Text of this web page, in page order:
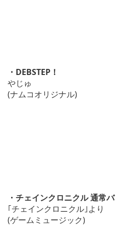
・DEBSTEP！
やじゅ
(ナムコオリジナル)
・チェインクロニクル 通常
｢チェインクロニクル｣より
(ゲームミュージック)